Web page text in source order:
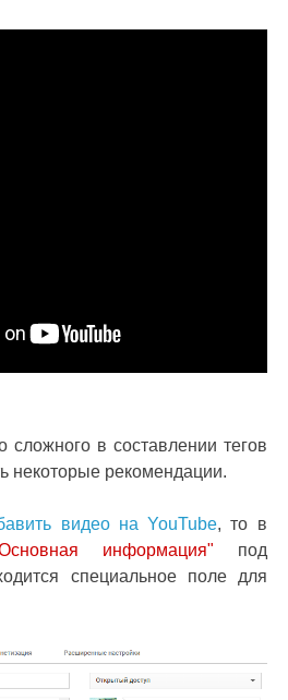
сложного в составлении тегов
некоторые рекомендации.
видео на YouTube, то в
информация" под
специальное поле для